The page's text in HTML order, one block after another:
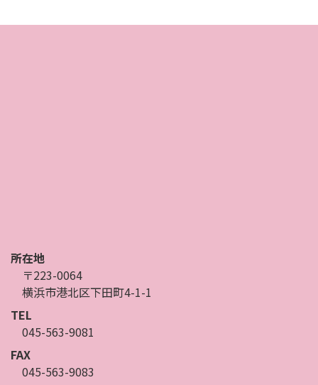
所在地
〒223-0064
横浜市港北区下田町4-1-1
TEL
045-563-9081
FAX
045-563-9083